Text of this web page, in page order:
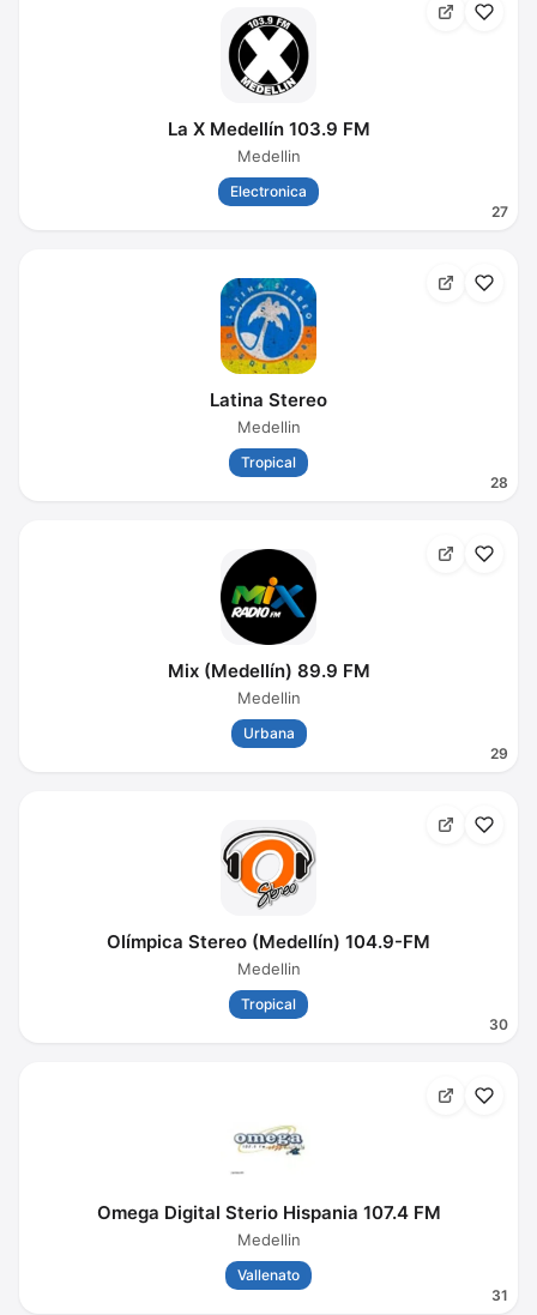
27
La X Medellín 103.9 FM
Medellin
Electronica
28
Latina Stereo
Medellin
Tropical
29
Mix (Medellín) 89.9 FM
Medellin
Urbana
30
Olímpica Stereo (Medellín) 104.9-FM
Medellin
Tropical
31
Omega Digital Sterio Hispania 107.4 FM
Medellin
Vallenato